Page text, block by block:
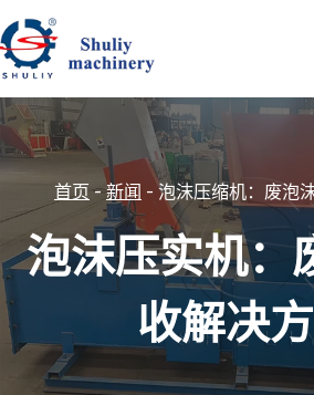
跳
到
内
容
首页-新闻 -泡沫压缩机：废泡
泡沫压实机：
收解决